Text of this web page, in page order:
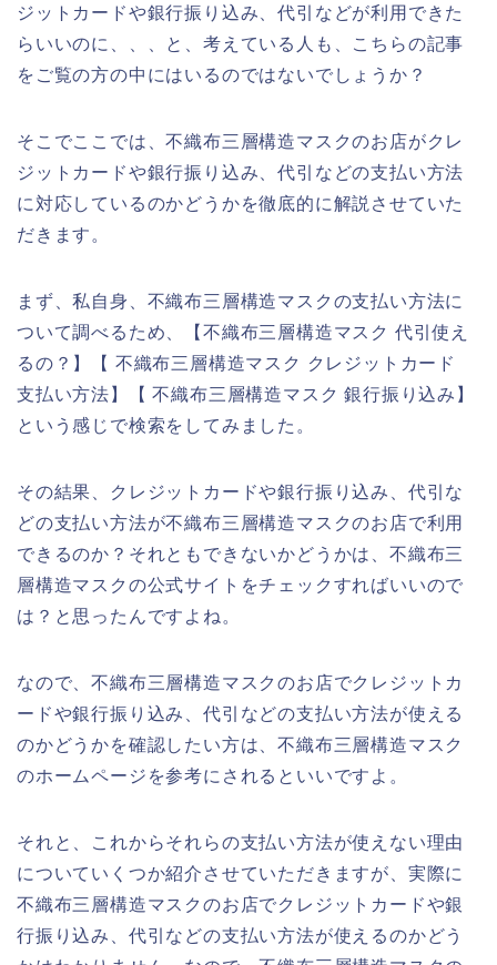
ジットカードや銀行振り込み、代引などが利用できた
らいいのに、、、と、考えている人も、こちらの記事
をご覧の方の中にはいるのではないでしょうか？
そこでここでは、不織布三層構造マスクのお店がクレ
ジットカードや銀行振り込み、代引などの支払い方法
に対応しているのかどうかを徹底的に解説させていた
だきます。
まず、私自身、不織布三層構造マスクの支払い方法に
ついて調べるため、【不織布三層構造マスク 代引使え
るの？】【 不織布三層構造マスク クレジットカード
支払い方法】【 不織布三層構造マスク 銀行振り込み】
という感じで検索をしてみました。
その結果、クレジットカードや銀行振り込み、代引な
どの支払い方法が不織布三層構造マスクのお店で利用
できるのか？それともできないかどうかは、不織布三
層構造マスクの公式サイトをチェックすればいいので
は？と思ったんですよね。
なので、不織布三層構造マスクのお店でクレジットカ
ードや銀行振り込み、代引などの支払い方法が使える
のかどうかを確認したい方は、不織布三層構造マスク
のホームページを参考にされるといいですよ。
それと、これからそれらの支払い方法が使えない理由
についていくつか紹介させていただきますが、実際に
不織布三層構造マスクのお店でクレジットカードや銀
行振り込み、代引などの支払い方法が使えるのかどう